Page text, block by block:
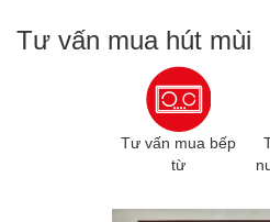
Tư vấn mua hút mùi
Tư vấn mua bếp
từ